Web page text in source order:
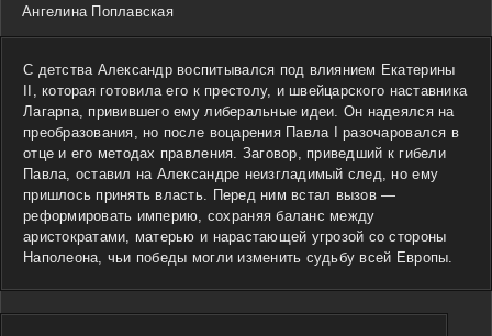
Ангелина Поплавская
С детства Александр воспитывался под влиянием Екатерины
II, которая готовила его к престолу, и швейцарского наставника
Лагарпа, привившего ему либеральные идеи. Он надеялся на
преобразования, но после воцарения Павла I разочаровался в
отце и его методах правления. Заговор, приведший к гибели
Павла, оставил на Александре неизгладимый след, но ему
пришлось принять власть. Перед ним встал вызов —
реформировать империю, сохраняя баланс между
аристократами, матерью и нарастающей угрозой со стороны
Наполеона, чьи победы могли изменить судьбу всей Европы.